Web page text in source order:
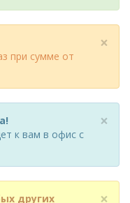
×
при сумме от
×
к вам в офис с
×
других